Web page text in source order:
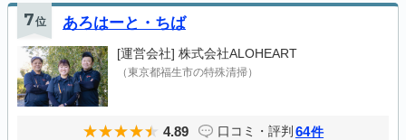
7位 あろはーと・ちば
[運営会社] 株式会社ALOHEART
（東京都福生市の特殊清掃）
4.89 口コミ・評判 64件